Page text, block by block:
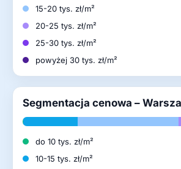
15-20 tys. zł/m²
20-25 tys. zł/m²
25-30 tys. zł/m²
powyżej 30 tys. zł/m²
Segmentacja cenowa –
do 10 tys. zł/m²
10-15 tys. zł/m²